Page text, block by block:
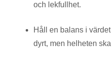
och lekfullhet.
Håll en balans i
dyrt, men helheten